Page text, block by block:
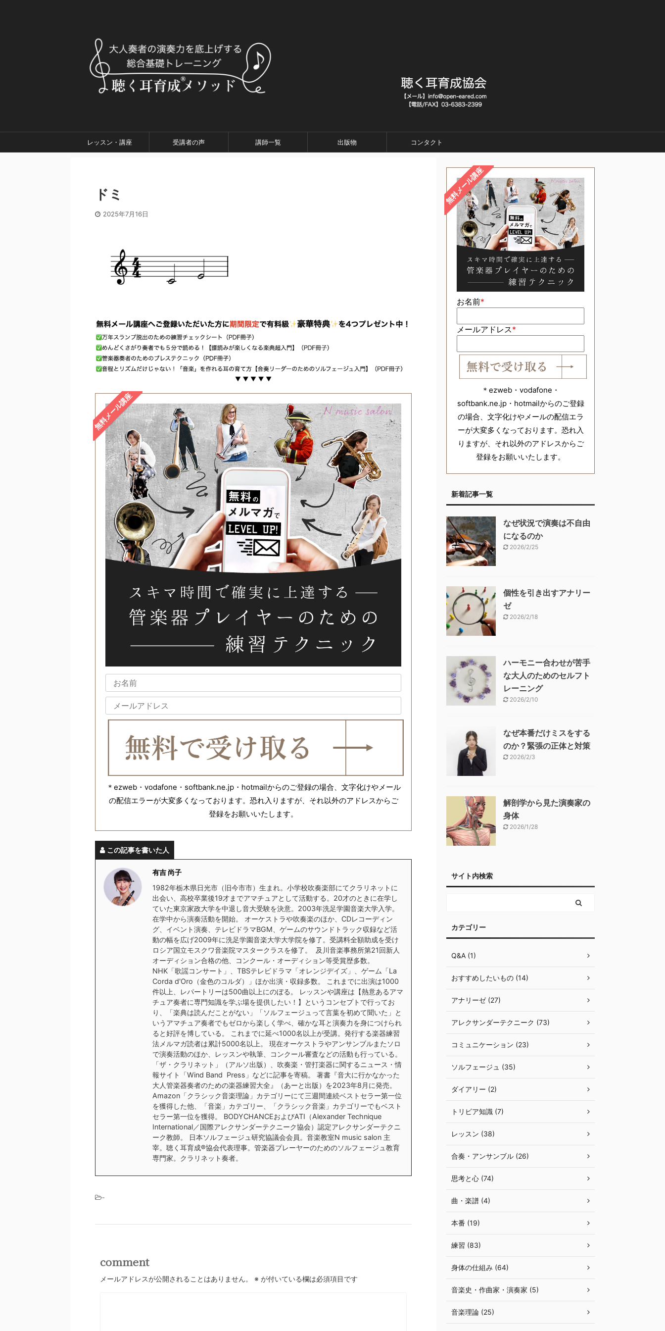
レッスン・講座 受講者の声 講師一覧 出版物 コンタクト
ドミ
2025年7月16日
無料メール講座
＊ezweb・vodafone・softbank.ne.jp・hotmailからのご登録の場合、文字化けやメール
の配信エラーが大変多くなっております。恐れ入りますが、それ以外のアドレスからご
登録をお願いいたします。
この記事を書いた人
有吉 尚子
1982年栃木県日光市（旧今市市）生まれ。小学校吹奏楽部にてクラリネットに
出会い、高校卒業後19才までアマチュアとして活動する。20才のときに在学し
ていた東京家政大学を中退し音大受験を決意。2003年洗足学園音楽大学入学。
在学中から演奏活動を開始。 オーケストラや吹奏楽のほか、CDレコーディン
グ、イベント演奏、テレビドラマBGM、ゲームのサウンドトラック収録など活
動の幅を広げ2009年に洗足学園音楽大学大学院を修了。受講料全額助成を受け
ロシア国立モスクワ音楽院マスタークラスを修了。 及川音楽事務所第21回新人
オーディション合格の他、コンクール・オーディション等受賞歴多数。
NHK「歌謡コンサート」、TBSテレビドラマ「オレンジデイズ」、ゲーム「La
Corda d'Oro（金色のコルダ）」ほか出演・収録多数。 これまでに出演は1000
件以上、レパートリーは500曲以上にのぼる。 レッスンや講座は【熱意あるアマ
チュア奏者に専門知識を学ぶ場を提供したい！】というコンセプトで行ってお
り、「楽典は読んだことがない」「ソルフェージュって言葉を初めて聞いた」と
いうアマチュア奏者でもゼロから楽しく学べ、確かな耳と演奏力を身につけられ
ると好評を博している。 これまでに延べ1000名以上が受講。発行する楽器練習
法メルマガ読者は累計5000名以上。 現在オーケストラやアンサンブルまたソロ
で演奏活動のほか、レッスンや執筆、コンクール審査などの活動も行っている。
「ザ・クラリネット」（アルソ出版）、吹奏楽・管打楽器に関するニュース・情
報サイト「Wind Band Press」などに記事を寄稿。 著書『音大に行かなかった
大人管楽器奏者のための楽器練習大全』（あーと出版）を2023年8月に発売。
Amazon「クラシック音楽理論」カテゴリーにて三週間連続ベストセラー第一位
を獲得した他、「音楽」カテゴリー、「クラシック音楽」カテゴリーでもベスト
セラー第一位を獲得。 BODYCHANCEおよびATI（Alexander Technique
International／国際アレクサンダーテクニーク協会）認定アレクサンダーテクニ
ーク教師。 日本ソルフェージュ研究協議会会員。音楽教室N music salon 主
宰。聴く耳育成®︎協会代表理事。管楽器プレーヤーのためのソルフェージュ教育
専門家。クラリネット奏者。
-
comment
メールアドレスが公開されることはありません。 ※ が付いている欄は必須項目です
無料メール講座
お名前*
メールアドレス*
＊ezweb・vodafone・
softbank.ne.jp・hotmailからのご登録
の場合、文字化けやメールの配信エラ
ーが大変多くなっております。恐れ入
りますが、それ以外のアドレスからご
登録をお願いいたします。
新着記事一覧
なぜ状況で演奏は不自由
になるのか
2026/2/25
個性を引き出すアナリー
ゼ
2026/2/18
ハーモニー合わせが苦手
な大人のためのセルフト
レーニング
2026/2/10
なぜ本番だけミスをする
のか？緊張の正体と対策
2026/2/3
解剖学から見た演奏家の
身体
2026/1/28
サイト内検索
カテゴリー
Q&A (1)
おすすめしたいもの (14)
アナリーゼ (27)
アレクサンダーテクニーク (73)
コミュニケーション (23)
ソルフェージュ (35)
ダイアリー (2)
トリビア知識 (7)
レッスン (38)
合奏・アンサンブル (26)
思考と心 (74)
曲・楽譜 (4)
本番 (19)
練習 (83)
身体の仕組み (64)
音楽史・作曲家・演奏家 (5)
音楽理論 (25)